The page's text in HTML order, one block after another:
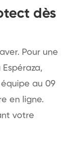
dès
Pour une
au 09
en ligne.
votre